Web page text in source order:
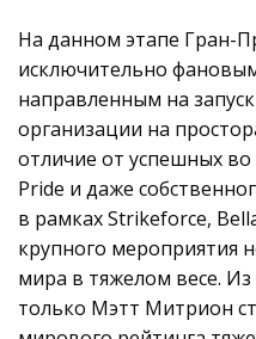
На данном этапе Гран-
исключительно
направленным на
организации на
отличие от успешных
Pride и даже
в рамках Strikeforce,
крупного мероприятия
мира в тяжелом весе.
только Мэтт Митрион